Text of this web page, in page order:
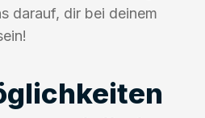
darauf, dir bei deinem